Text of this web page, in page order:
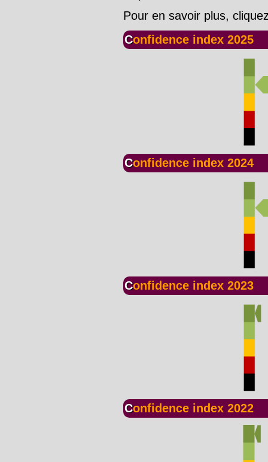
Pour en savoir plus,
Confidence index 2025
Confidence index 2024
Confidence index 2023
Confidence index 2022